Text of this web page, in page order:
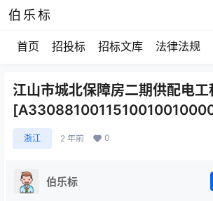
伯乐标
首页 招投标 招标文库 法律法规
江山市城北保障房二期供配电工
浙江 2 年前 0
伯乐标